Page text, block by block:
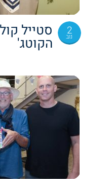
2
נוב סטייל
הקוטג'